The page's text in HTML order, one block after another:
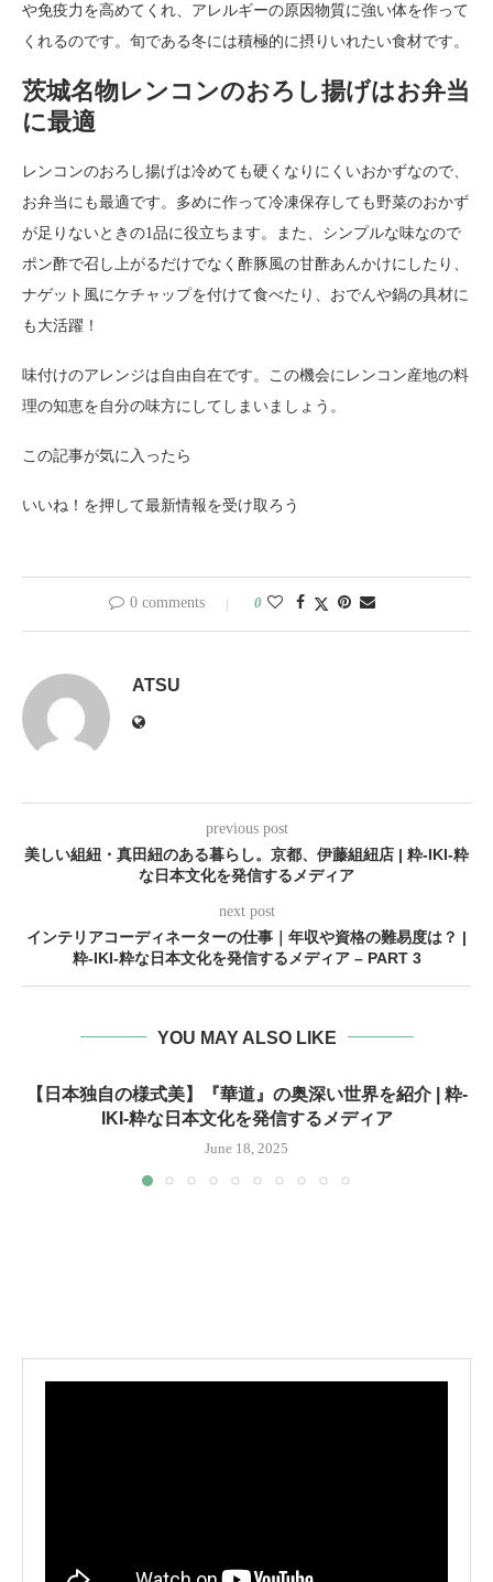
や免疫力を高めてくれ、アレルギーの原因物質に強い体を作って
くれるのです。旬である冬には積極的に摂りいれたい食材です。
茨城名物レンコンのおろし揚げはお弁当
に最適
レンコンのおろし揚げは冷めても硬くなりにくいおかずなので、
お弁当にも最適です。多めに作って冷凍保存しても野菜のおかず
が足りないときの1品に役立ちます。また、シンプルな味なので
ポン酢で召し上がるだけでなく酢豚風の甘酢あんかけにしたり、
ナゲット風にケチャップを付けて食べたり、おでんや鍋の具材に
も大活躍！
味付けのアレンジは自由自在です。この機会にレンコン産地の料
理の知恵を自分の味方にしてしまいましょう。
この記事が気に入ったら
いいね！を押して最新情報を受け取ろう
0 comments 0
ATSU
previous post
美しい組紐・真田紐のある暮らし。京都、伊藤組紐店 | 粋-IKI-粋
な日本文化を発信するメディア
next post
インテリアコーディネーターの仕事｜年収や資格の難易度は？ |
粋-IKI-粋な日本文化を発信するメディア – PART 3
YOU MAY ALSO LIKE
【日本独自の様式美】『華道』の奥深い世界を紹介 | 粋-
IKI-粋な日本文化を発信するメディア
June 18, 2025